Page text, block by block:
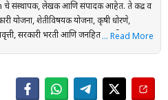
चे संस्थापक, लेखक आणि संपादक आहेत. ते केंद्र व
योजना, शेतीविषयक योजना, कृषी धोरणे,
सरकारी भरती आणि जनहिताच्या विषयांवर
संदर्भ घेऊन माहितीची पडताळणी केली जाते.
आवश्यक कागदपत्रे, लाभ, अंतिम मुदत आणि
… Read More